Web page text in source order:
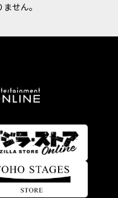
せん。